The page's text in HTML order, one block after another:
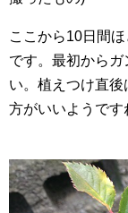
ここから10日間
です。最初から
い。植えつけ直
方がいいようです